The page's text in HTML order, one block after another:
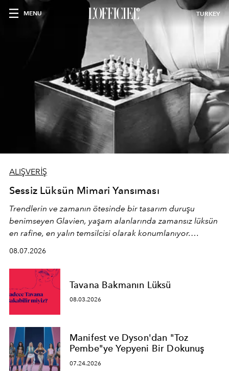
MENU TURKEY
ALIŞVERİŞ
Sessiz Lüksün Mimari Yansıması
Trendlerin ve zamanın ötesinde bir tasarım duruşu
benimseyen Glavien, yaşam alanlarında zamansız lüksün
en rafine, en yalın temsilcisi olarak konumlanıyor.
en yeni seçkisiyle bu imza felsefesini mekanlara taşıyor.
08.07.2026
Tavana Bakmanın Lüksü
08.03.2026
Manifest ve Dyson'dan "Toz
Pembe"ye Yepyeni Bir Dokunuş
07.24.2026